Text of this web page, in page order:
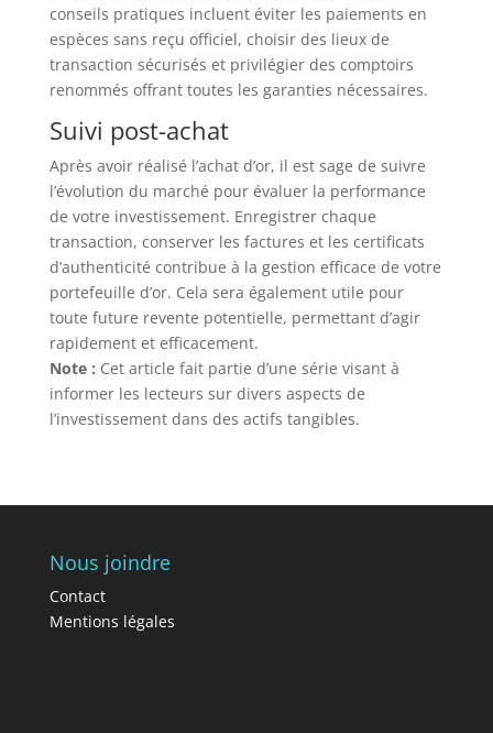
conseils pratiques incluent éviter les paiements en
espèces sans reçu officiel, choisir des lieux de
transaction sécurisés et privilégier des comptoirs
renommés offrant toutes les garanties nécessaires.
Suivi post-achat
Après avoir réalisé l’achat d’or, il est sage de suivre
l’évolution du marché pour évaluer la performance
de votre investissement. Enregistrer chaque
transaction, conserver les factures et les certificats
d’authenticité contribue à la gestion efficace de votre
portefeuille d’or. Cela sera également utile pour
toute future revente potentielle, permettant d’agir
rapidement et efficacement.
Note : Cet article fait partie d’une série visant à
informer les lecteurs sur divers aspects de
l’investissement dans des actifs tangibles.
Nous joindre
Contact
Mentions légales